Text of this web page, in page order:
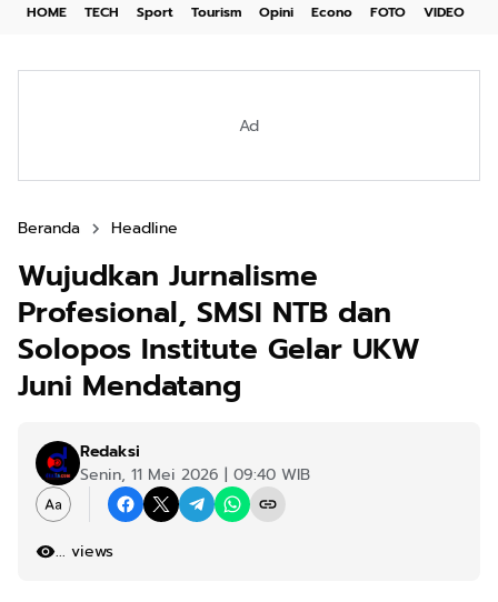
HOME TECH Sport Tourism Opini Econo FOTO VIDEO
Ad
Beranda Headline
Wujudkan Jurnalisme
Profesional, SMSI NTB dan
Solopos Institute Gelar UKW
Juni Mendatang
Redaksi
Senin, 11 Mei 2026 | 09:40 WIB
... views